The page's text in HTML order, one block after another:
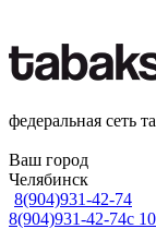
федеральная сеть
Ваш город
Челябинск
8(904)931-42-74
8(904)931-42-74с